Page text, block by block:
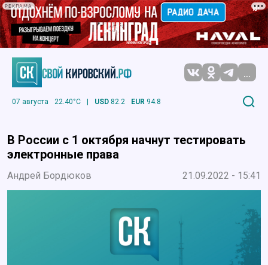
РЕКЛАМА
...
07 августа 22.40°C | USD 82.2 EUR 94.8
В России с 1 октября начнут тестировать
электронные права
Андрей Бордюков 21.09.2022 - 15:41